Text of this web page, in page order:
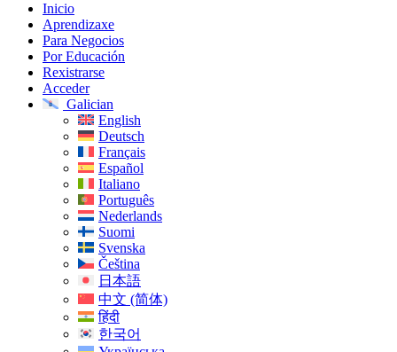
Inicio
Aprendizaxe
Para Negocios
Por Educación
Rexistrarse
Acceder
Galician
English
Deutsch
Français
Español
Italiano
Português
Nederlands
Suomi
Svenska
Čeština
日本語
中文 (简体)
हिंदी
한국어